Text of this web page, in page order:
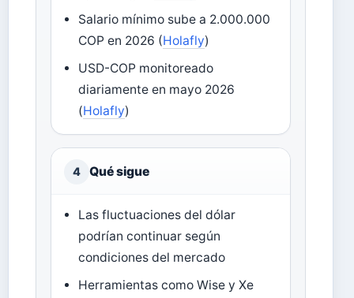
Salario mínimo sube a 2.000.000
COP en 2026 (Holafly)
USD-COP monitoreado
diariamente en mayo 2026
(Holafly)
4 Qué sigue
Las fluctuaciones del dólar
podrían continuar según
condiciones del mercado
Herramientas como Wise y Xe